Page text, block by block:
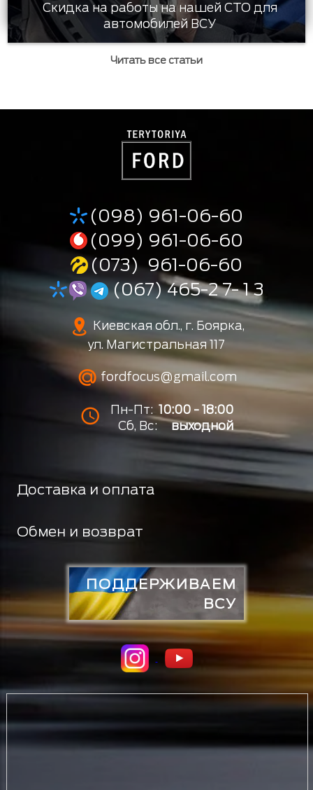
Скидка на работы на нашей СТО для
автомобилей ВСУ
Читать все статьи
(098) 961-06-60
(099) 961-06-60
(073) 961-06-60
(067) 465-2 7- 1 3
Киевская обл., г. Боярка,
ул. Магистральная 117
fordfocus@gmail.com
Пн-Пт: 10:00 - 18:00
Сб, Вс:
выходной
Доставка и оплата
Обмен и возврат
ПОДДЕРЖИВАЕМ
ВСУ